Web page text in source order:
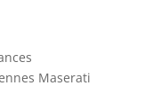
Maserati